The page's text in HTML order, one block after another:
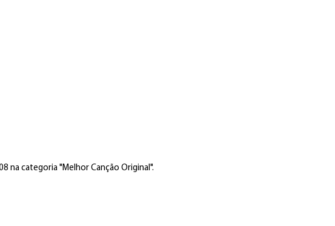
na categoria "Melhor Canção Original".